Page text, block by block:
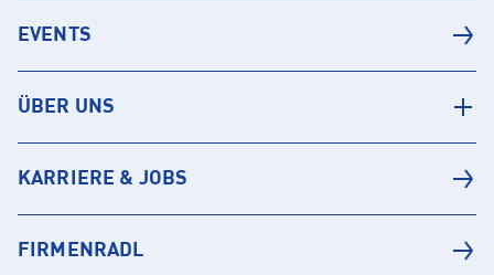
EVENTS
ÜBER UNS
KARRIERE & JOBS
FIRMENRADL